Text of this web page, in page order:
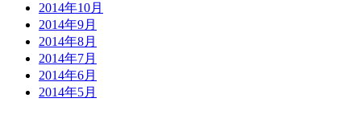
2014年10月
2014年9月
2014年8月
2014年7月
2014年6月
2014年5月